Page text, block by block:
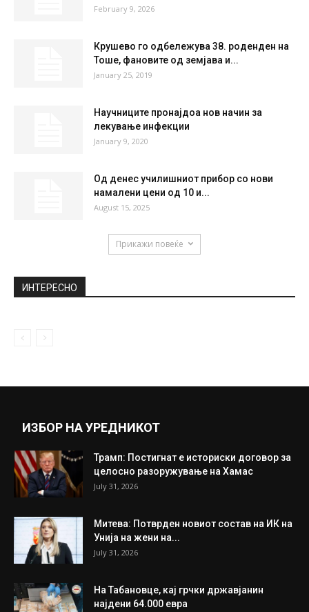
February 9, 2026
Крушево го одбележува 38. роденден на
Тоше, фановите од земјава и...
January 25, 2019
Научниците пронајдоа нов начин за
лекување инфекции
January 9, 2020
Од денес училишниот прибор со нови
намалени цени од 10 и...
August 15, 2025
Прикажи повеќе
ИНТЕРЕСНО
ИЗБОР НА УРЕДНИКОТ
Трамп: Постигнат е историски договор за
целосно разоружување на Хамас
July 31, 2026
Митева: Потврден новиот состав на ИК на
Унија на жени на...
July 31, 2026
На Табановце, кај грчки државјанин
најдени 64.000 евра